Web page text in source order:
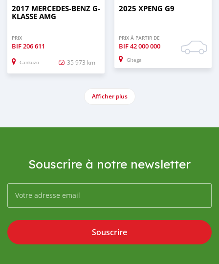
2017 MERCEDES-BENZ G-
KLASSE AMG
PRIX
BIF206 611
Cankuzo 35 973 km
2025 XPENG G9
PRIX À PARTIR DE
BIF42 000 000
Gitega
Afficher plus
Souscrire à notre newsletter
Souscrire